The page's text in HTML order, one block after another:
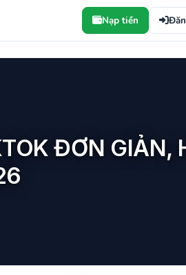
Nạp tiền
ĐƠN GIẢN,